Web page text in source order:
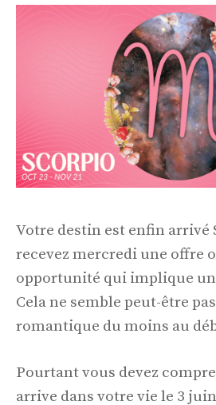
Votre destin est enfin arrivé
recevez mercredi une offre
opportunité qui implique
Cela ne semble peut-être
romantique du moins au
Pourtant vous devez
arrive dans votre vie le 3